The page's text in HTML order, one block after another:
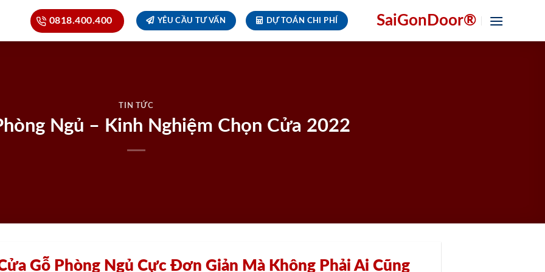
0818.400.400 YÊU CẦU TƯ VẤN DỰ TOÁN CHI PHÍ SaiGonDoor®
TIN TỨC
Ngủ – Kinh Nghiệm Chọn Cửa 2022
Gỗ Phòng Ngủ Cực Đơn Giản Mà Không Phải Ai Cũng